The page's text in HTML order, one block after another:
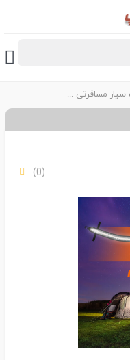
لامپ سیار مسافرتی نادیاهوم
(0)